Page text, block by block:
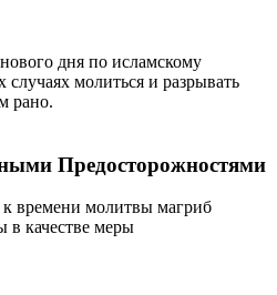
дня по исламскому
молиться и разрывать
рано.
Предосторожностями
времени молитвы магриб
в качестве меры